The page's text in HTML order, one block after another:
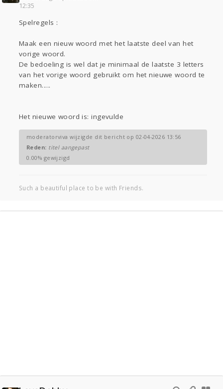
Gevraagd
Lezen
12:35
Spelregels :
Maak een nieuw woord met het laatste deel van het
vorige woord.
De bedoeling is wel dat je minimaal de laatste 3 letters
van het vorige woord gebruikt om het nieuwe woord te
maken.....
Het nieuwe woord is: ingevulde
moderatorviva wijzigde dit bericht op 02-04-2026 13:56
Reden: titel aangepast
0.00% gewijzigd
Such a beautiful place to be with Friends.